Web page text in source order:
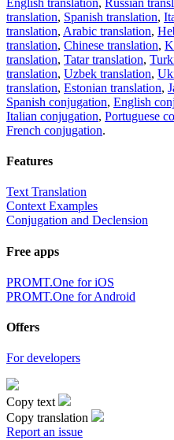
translation, Spanish translation,
translation, Arabic translation,
translation, Chinese translation,
translation, Tatar translation,
translation, Uzbek translation,
translation, Estonian translation,
Spanish conjugation, English
Italian conjugation, Portuguese
French conjugation.
Features
Text Translation
Context Examples
Conjugation and Declension
Free apps
PROMT.One for iOS
PROMT.One for Android
Offers
For developers
Copy text
Copy translation
Report an issue